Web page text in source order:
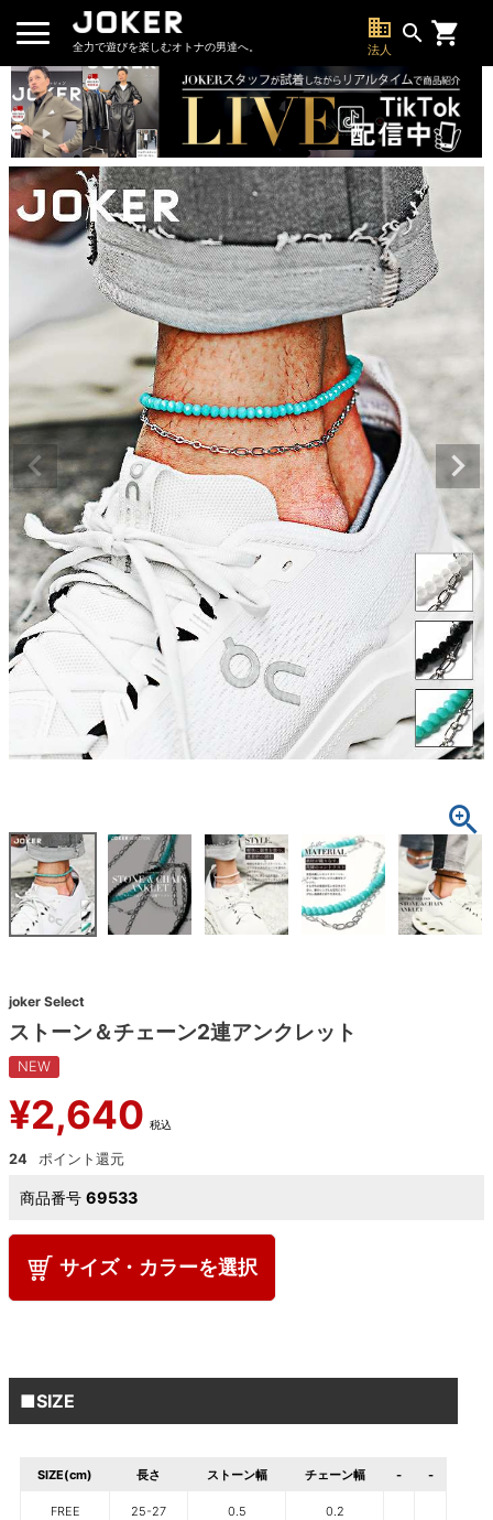
全力で遊びを楽しむオトナの男達へ。
business
法人
search
joker Select
ストーン＆チェーン2連アンクレット
NEW
¥2,640 税込
24
商品番号 69533
サイズ・カラーを選択
■SIZE
SIZE(cm) 長さ ストーン幅 チェーン幅 - -
FREE 25-27 0.5 0.2